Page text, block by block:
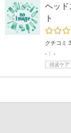
ヘッド
ト
クチコミ
-
-
頭皮ケア